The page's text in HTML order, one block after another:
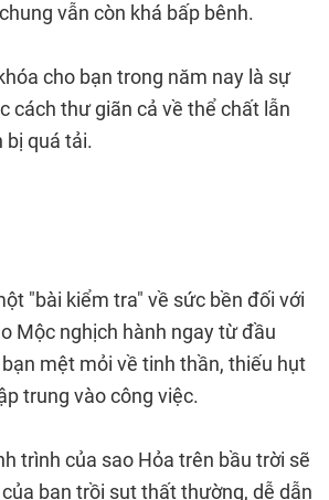
vẫn còn khá bấp bênh.
cho bạn trong năm nay là sự
cách thư giãn cả về thể chất lẫn
bị quá tải.
"bài kiểm tra" về sức bền đối với
Mộc nghịch hành ngay từ đầu
mệt mỏi về tinh thần, thiếu hụt
trung vào công việc.
trình của sao Hỏa trên bầu trời sẽ
bạn trồi sụt thất thường, dễ dẫn